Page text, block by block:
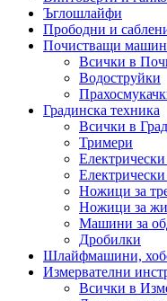
Ъглошлайфи
Прободни и
Почистващи
Всички в
Водоструйки
Градинска техника
Всички в
Тримери
Електрически
Ножици за
Ножици за
Машини за
Дробилки
Шлайфмашини,
Измервателни
Всички в